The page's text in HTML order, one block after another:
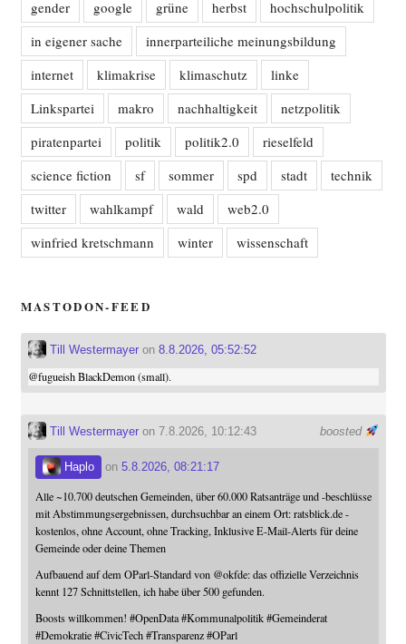
gender google grüne herbst
hochschulpolitik
in eigener sache
innerparteiliche meinungsbildung
internet
klimakrise klimaschutz
linke
Linkspartei
makro nachhaltigkeit
netzpolitik
piratenpartei
politik politik2.0
rieselfeld
science fiction
sf sommer spd stadt
technik
twitter
wahlkampf wald
web2.0
winfried kretschmann
winter wissenschaft
MASTODON-FEED
Till Westermayeron 8.8.2026, 05:52:52
@fugueishBlackDemon (small).
boosted
Till Westermayeron 7.8.2026, 10:12:43
Haplo on 5.8.2026, 08:21:17
Alle ~10.700 deutschen Gemeinden, über 60.000 Ratsanträge und -beschlüsse
mit Abstimmungsergebnissen, durchsuchbar an einem Ort: ratsblick.de -
kostenlos, ohne Account, ohne Tracking, Inklusive E-Mail-Alerts für deine
Gemeinde oder deine Themen
Aufbauend auf dem OParl-Standard von @okfde: das offizielle Verzeichnis
kennt 127 Schnittstellen, ich habe über 500 gefunden.
Boosts willkommen! #OpenData #Kommunalpolitik #Gemeinderat
#Demokratie #CivicTech #Transparenz #OParl